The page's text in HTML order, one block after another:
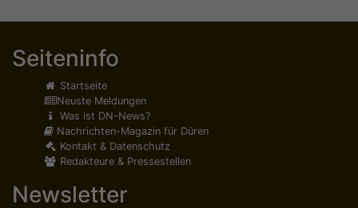
Seiteninfo
Startseite
Neuste Meldungen
Was ist DN-News?
Nachrichten-Magazin für Düren
Kontakt & Datenschutz
Redakteure & Pressestellen
Newsletter